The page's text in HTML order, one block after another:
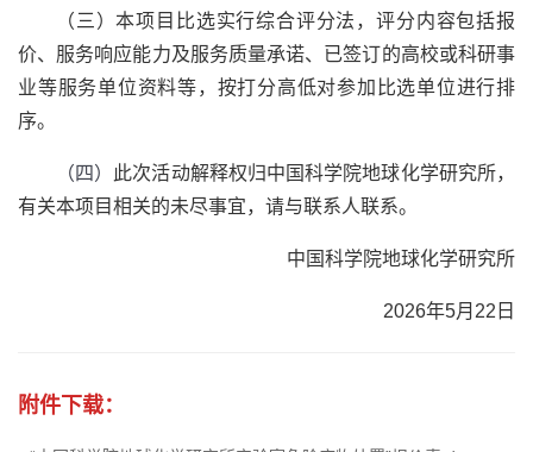
（三）本项目比选实行综合评分法，评分内容包括报
价、服务响应能力及服务质量承诺、已签订的高校或科研事
业等服务单位资料等，按打分高低对参加比选单位进行排
序。
（四）
此次活动解释权归中国科学院地球化学研究所，
有关本项目相关的未尽事宜，请与联系人联系。
中国科学院地球化学研究所
2026年5月22日
附件下载：